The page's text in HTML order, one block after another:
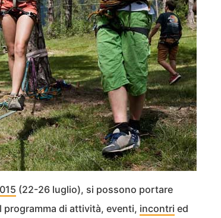
(22-26 luglio), si possono portare
di attività, eventi, incontri ed